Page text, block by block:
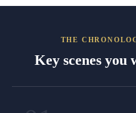
THE
Key scenes